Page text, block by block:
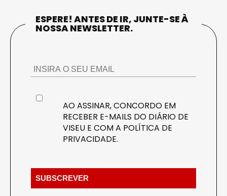
ESPERE! ANTES DE IR, JUNTE-SE À
NOSSA NEWSLETTER.
AO ASSINAR, CONCORDO EM
RECEBER E-MAILS DO DIÁRIO DE
VISEU E COM A POLÍTICA DE
PRIVACIDADE.